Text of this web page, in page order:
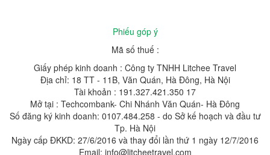
Phiếu góp ý
Mã số thuế :
Giấy phép kinh doanh : Công ty TNHH Litchee Travel
Địa chỉ: 18 TT - 11B, Văn Quán, Hà Đông, Hà Nội
Tài khoản : 191.327.421.350 17
Mở tại : Techcombank- Chi Nhánh Văn Quán- Hà Đông
Số đăng ký kinh doanh: 0107.484.258 - do Sở kế hoạch và đầu tư
Tp. Hà Nội
Ngày cấp ĐKKD: 27/6/2016 và thay đổi lần thứ 1 ngày 12/7/2016
Email: info@litcheetravel.com